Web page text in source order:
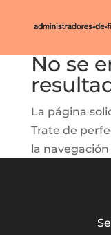
No se
La página
Trate de
la